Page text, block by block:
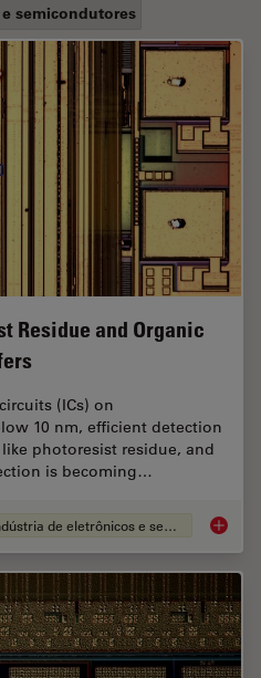
semicondutores
Residue and Organic
(ICs) on
10 nm, efficient detection
photoresist residue, and
is becoming…
Indústria de eletrônicos e semicondutores